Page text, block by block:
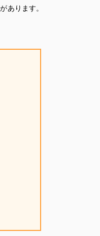
あります。